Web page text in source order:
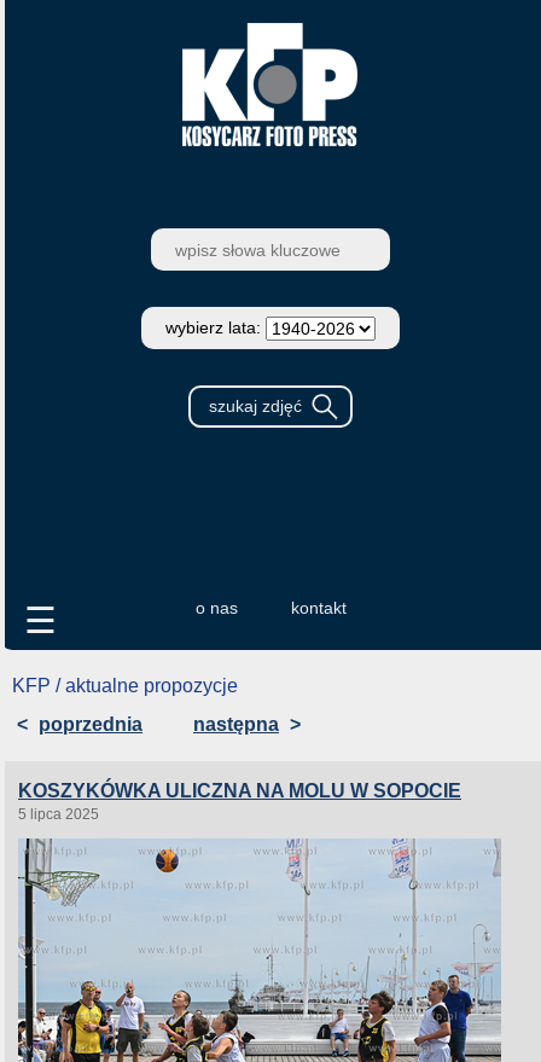
wybierz lata:
o nas kontakt
☰
KFP / aktualne propozycje
< poprzednia następna >
KOSZYKÓWKA ULICZNA NA MOLU W SOPOCIE
5 lipca 2025